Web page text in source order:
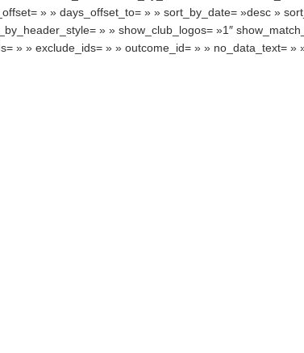
» » days_offset_to= » » sort_by_date= »desc »
» » show_club_logos= »1″
» » exclude_ids= » » outcome_id= » » no_data_text= »